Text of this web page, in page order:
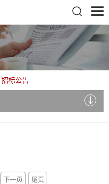
招标公告
下一页 尾页